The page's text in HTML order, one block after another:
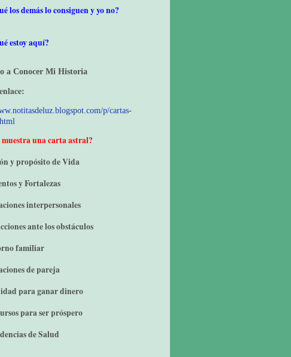
los demás lo consiguen y yo no?
estoy aquí?
a Conocer Mi Historia
p/cartas-
muestra una carta astral?
y propósito de Vida
y Fortalezas
interpersonales
ante los obstáculos
familiar
de pareja
para ganar dinero
para ser próspero
de Salud